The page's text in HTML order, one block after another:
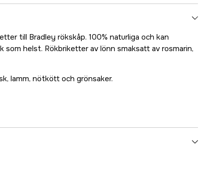
till Bradley rökskåp. 100% naturliga och kan
som helst. Rökbriketter av lönn smaksatt av rosmarin,
lamm, nötkött och grönsaker.